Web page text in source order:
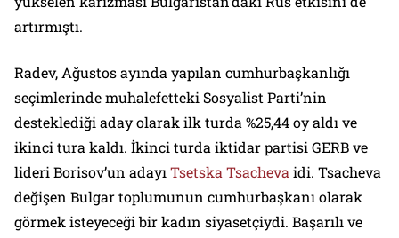
artırmıştı.
Radev, Ağustos ayında yapılan cumhurbaşkanlığı
seçimlerinde muhalefetteki Sosyalist Parti’nin
desteklediği aday olarak ilk turda %25,44 oy aldı ve
ikinci tura kaldı. İkinci turda iktidar partisi GERB ve
lideri Borisov’un adayı Tsetska Tsacheva idi. Tsacheva
değişen Bulgar toplumunun cumhurbaşkanı olarak
görmek isteyeceği bir kadın siyasetçiydi. Başarılı ve